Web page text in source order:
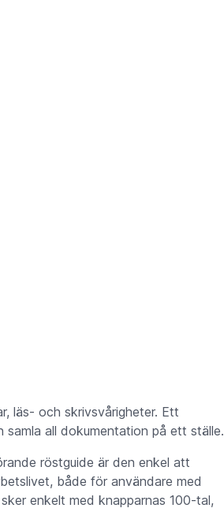
läs- och skrivsvårigheter. Ett
all dokumentation på ett ställe.
röstguide är den enkel att
både för användare med
enkelt med knapparnas 100-tal,